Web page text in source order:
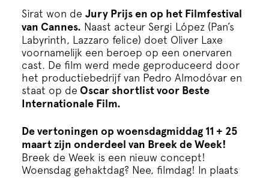
Sirat won de Jury Prijs en op het Filmfestival
van Cannes. Naast acteur Sergi López (Pan’s
Labyrinth, Lazzaro felice) doet Oliver Laxe
voornamelijk een beroep op een onervaren
cast. De film werd mede geproduceerd door
het productiebedrijf van Pedro Almodóvar en
staat op de Oscar shortlist voor Beste
Internationale Film.
De vertoningen op woensdagmiddag 11 + 25
maart zijn onderdeel van Breek de Week!
Breek de Week is een nieuw concept!
Woensdag gehaktdag? Nee, filmdag! In plaats